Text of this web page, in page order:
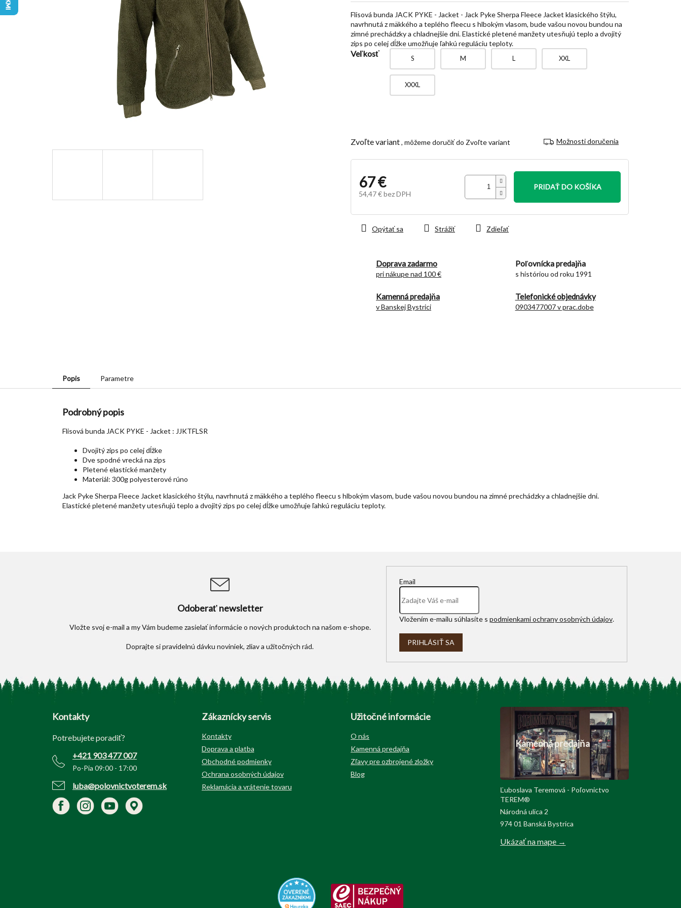
Veľkosť
S M L XXL
XXXL
Zvoľte variant Zvoľte variant Možnosti doručenia
67 €
54,47 € bez DPH
cena:
PRIDAŤ DO KOŠÍKA
Doprava zadarmo
pri nákupe nad 100 €
Poľovnícka predajňa
s históriou od roku 1991
Kamenná predajňa
v Banskej Bystrici
Telefonické objednávky
0903477007 v prac.dobe
Flisová bunda JACK PYKE - Jacket - Jack Pyke Sherpa Fleece Jacket klasického štýlu,
navrhnutá z mäkkého a teplého fleecu s hlbokým vlasom, bude vašou novou bundou na
zimné prechádzky a chladnejšie dni. Elastické pletené manžety utesňujú teplo a dvojitý
zips po celej dĺžke umožňuje ľahkú reguláciu teploty.
Opýtať sa Strážiť Zdieľať
5
hviezdičiek.
Popis Parametre
Podrobný popis
Flisová bunda JACK PYKE - Jacket : JJKTFLSR
Dvojitý zips po celej dĺžke
Dve spodné vrecká na zips
Pletené elastické manžety
Materiál: 300g polyesterové rúno
Jack Pyke Sherpa Fleece Jacket klasického štýlu, navrhnutá z mäkkého a teplého fleecu s hlbokým vlasom, bude vašou novou bundou na zimné prechádzky a chladnejšie dni.
Elastické pletené manžety utesňujú teplo a dvojitý zips po celej dĺžke umožňuje ľahkú reguláciu teploty.
Odoberať newsletter
Vložte svoj e-mail a my Vám budeme zasielať informácie o nových produktoch na našom e-shope.
Email
Vložením e-mailu súhlasíte s podmienkami ochrany osobných údajov.
PRIHLÁSIŤ SA
Z
Kontakty
Potrebujete poradiť?
+421 903 477 007
Po-Pia 09:00 - 17:00
luba@polovnictvoterem.sk
Zákaznícky servis
Kontakty
Doprava a platba
Obchodné podmienky
Ochrana osobných údajov
Reklamácia a vrátenie tovaru
Užitočné informácie
O nás
Kamenná predajňa
Zľavy pre ozbrojené zložky
Blog
Kamenná predajňa
Ľuboslava Teremová - Poľovnictvo
TEREM®
Národná ulica 2
974 01 Banská Bystrica
Ukázať na mape →